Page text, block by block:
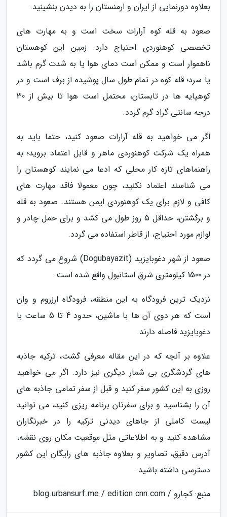
بعلاوه دورنمایی از ایران و ارمنستان را به دیدن بنشینید.
صعود به قله کوه آرارات سخت است و به مهارت های
تخصصی کوهنوردی احتیاج دارد. زمین این کوهستان
ناهموار است و ممکن است دمای هوا یا به شدت گرم باشد
یا سرد؛ قله کوه در تمام طول سال پوشیده از برف است و در
کوهپایه ها در تابستان، محتمل است هوا تا بیش از 30
درجه سانتی گراد گرم گردد.
اگر می خواهید به قله آرارات صعود کنید، حتما باید به
همراه یک شرکت کوهنوردی ماهر و قابل اعتماد بروید؛ به
راهنماهای تازه کار محلی که ادعا می نمایند کوهستان را
می شناسند اعتماد نکنید، چون معمولا فاقد مهارت های
کافی و لازم برای یک کوهنوردی ایمن هستند. صعود به قله
و برگشتن، حداقل 5 روز طول می کشد و برای حمل چادر و
لوازم مورد احتیاج، از قاطر استفاده می گردد.
صعود از شهر دغوبایزید (Dogubayazit) شروع می گردد که
در 1500 کیلومتری شرق استانبول واقع شده است.
نزدیک ترین فرودگاه به این منطقه، فرودگاه ارزروم و وان
است که هر دوی آن ها با ماشین، حدود 4 تا 5 ساعت با
دغوبایزید فاصله دارند.
علاوه بر آنچه که در این مقاله معرفی گشت، ترکیه جاذبه
های گردشگری بی شمار دیگری نیز دارد. اگر می خواهید
روزی به این کشور سفر کنید و قبل از سفر تمامی جاذبه های
آن را بشناسید و برای سفرتان برنامه ریزی کنید، می توانید
لیست کاملی از جاهای دیدنی ترکیه را در خبرنگاران
مشاهده کنید و به اطلاعاتی مثل موقعیت مکان روی نقشه،
آدرس دقیق، تصاویر و بعلاوه جاذبه های رایگان این کشور
دسترسی داشته باشید.
منبع: کجارو / blog.urbansurf.me / edition.cnn.com